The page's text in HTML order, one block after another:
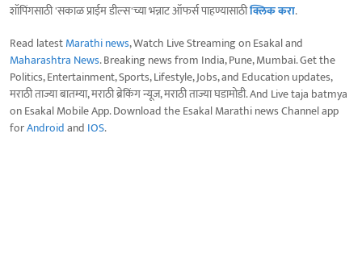
शॉपिंगसाठी 'सकाळ प्राईम डील्स'च्या भन्नाट ऑफर्स पाहण्यासाठीक्लिक करा.
Read latestMarathi news, Watch Live Streaming on Esakal and
Maharashtra News. Breaking news from India, Pune, Mumbai. Get the
Politics, Entertainment, Sports, Lifestyle, Jobs, and Education updates,
मराठी ताज्या बातम्या, मराठी ब्रेकिंग न्यूज, मराठी ताज्या घडामोडी. And Live taja batmya
on Esakal Mobile App. Download the Esakal Marathi news Channel app
forAndroidand IOS.